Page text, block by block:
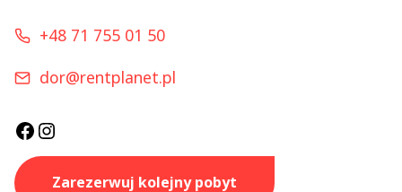
+48 71 755 01 50
dor@rentplanet.pl
Facebook
Instagram
Zarezerwuj kolejny pobyt